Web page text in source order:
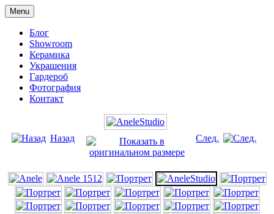
Menu
Блог
Showroom
Керамика
Украшения
Гардероб
Фотография
Контакт
Назад След.